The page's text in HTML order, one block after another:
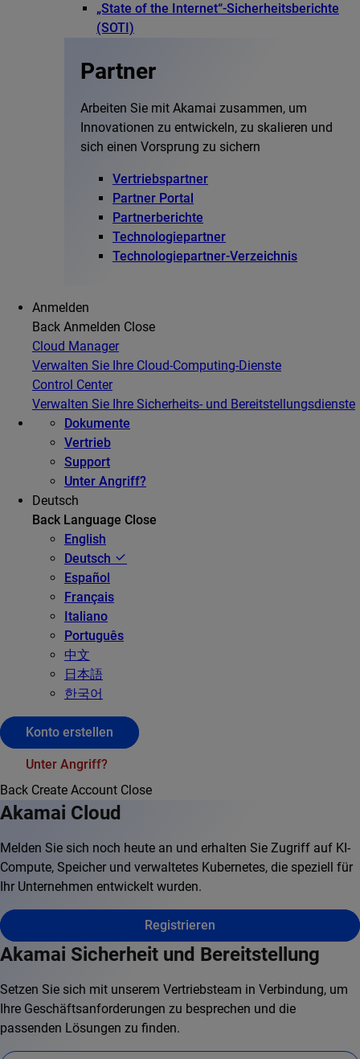
„State of the Internet“-Sicherheitsberichte
(SOTI)
Partner
Arbeiten Sie mit Akamai zusammen, um
Innovationen zu entwickeln, zu skalieren und
sich einen Vorsprung zu sichern
Vertriebspartner
Partner Portal
Partnerberichte
Technologiepartner
Technologiepartner-Verzeichnis
Anmelden
Back Anmelden Close
Cloud Manager
Verwalten Sie Ihre Cloud-Computing-Dienste
Control Center
Verwalten Sie Ihre Sicherheits- und Bereitstellungsdienste
Dokumente
Vertrieb
Support
Unter Angriff?
Deutsch
Back Language Close
English
Deutsch
Español
Français
Italiano
Português
中文
日本語
한국어
Konto erstellen
Unter Angriff?
Back Create Account Close
Akamai Cloud
Melden Sie sich noch heute an und erhalten Sie Zugriff auf KI-
Compute, Speicher und verwaltetes Kubernetes, die speziell für
Ihr Unternehmen entwickelt wurden.
Registrieren
Akamai Sicherheit und Bereitstellung
Setzen Sie sich mit unserem Vertriebsteam in Verbindung, um
Ihre Geschäftsanforderungen zu besprechen und die
passenden Lösungen zu finden.